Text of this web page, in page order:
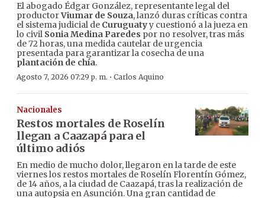
El abogado Édgar González, representante legal del
productorViumar de Souza, lanzó duras críticas contra
el sistema judicial de Curuguatyy cuestionó a la jueza en
lo civil Sonia Medina Paredes por no resolver, tras más
de 72 horas, una medida cautelar de urgencia
presentada para garantizar la cosecha de una
plantación de chía.
Agosto 7, 2026 07:29 p. m. · Carlos Aquino
Nacionales
Restos mortales de Roselín
llegan a Caazapá para el
último adiós
En medio de mucho dolor, llegaron en la tarde de este
viernes los restos mortales de Roselín Florentín Gómez,
de 14 años, a la ciudad de Caazapá, tras la realización de
una autopsia en Asunción. Una gran cantidad de